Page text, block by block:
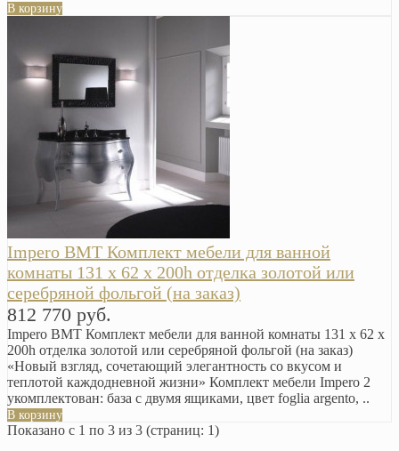
В корзину
Impero BMT Комплект мебели для ванной
комнаты 131 x 62 x 200h отделка золотой или
серебряной фольгой (на заказ)
812 770 руб.
Impero BMT Комплект мебели для ванной комнаты 131 x 62 x
200h отделка золотой или серебряной фольгой (на заказ)
«Новый взгляд, сочетающий элегантность со вкусом и
теплотой каждодневной жизни» Комплект мебели Impero 2
укомплектован: база с двумя ящиками, цвет foglia argento, ..
В корзину
Показано с 1 по 3 из 3 (страниц: 1)